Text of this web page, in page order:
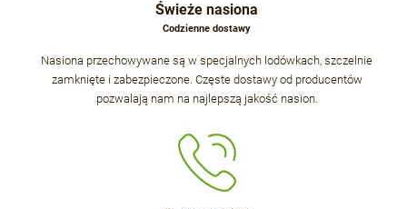
Świeże nasiona
Codzienne dostawy
Nasiona przechowywane są w specjalnych lodówkach, szczelnie
zamknięte i zabezpieczone. Częste dostawy od producentów
pozwalają nam na najlepszą jakość nasion.